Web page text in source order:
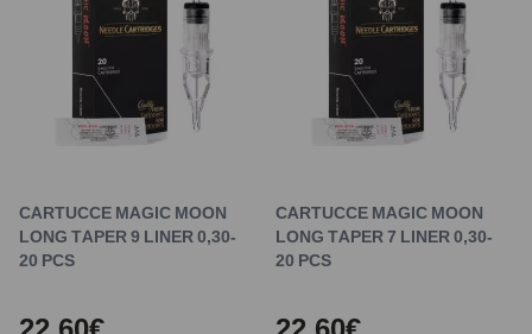
CARTUCCE MAGIC MOON
LONG TAPER 9 LINER 0,30-
20 PCS
CARTUCCE MAGIC MOON
LONG TAPER 7 LINER 0,30-
20 PCS